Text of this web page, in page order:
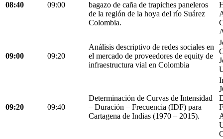
08:40 09:00
bagazo de caña de trapiches paneleros
de la región de la hoya del río Suárez
Colombia.
09:00 09:20
Análisis descriptivo de redes sociales en
el mercado de proveedores de equity de
infraestructura vial en Colombia
09:20 09:40
Determinación de Curvas de Intensidad
– Duración – Frecuencia (IDF) para
Cartagena de Indias (1970 – 2015).